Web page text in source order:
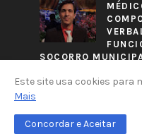
SOCORRO
CRAFTED WITH
Este site usa cookies para
Mais
Concordar e Aceitar